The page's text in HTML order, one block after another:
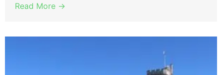
Read More →